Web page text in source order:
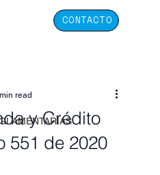
CONTACTO
y Crédito
551 de 2020
read